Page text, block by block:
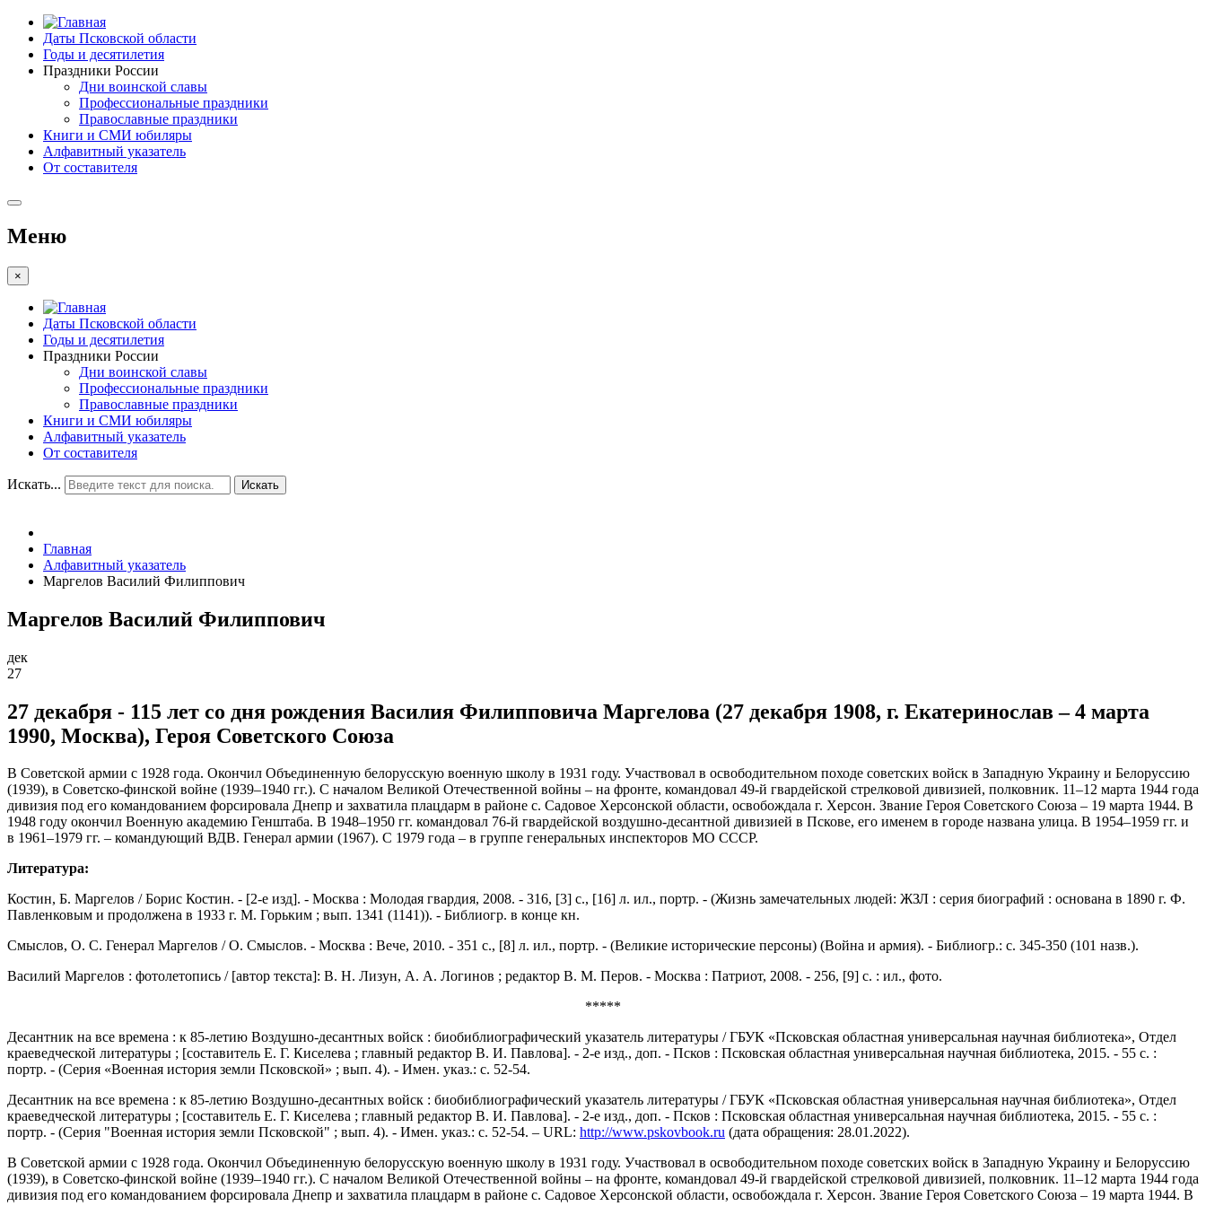
Даты Псковской области
Годы и десятилетия
Праздники России
Дни воинской славы
Профессиональные праздники
Православные праздники
Книги и СМИ юбиляры
Алфавитный указатель
От составителя
Меню
×
Даты Псковской области
Годы и десятилетия
Праздники России
Дни воинской славы
Профессиональные праздники
Православные праздники
Книги и СМИ юбиляры
Алфавитный указатель
От составителя
Искать... Искать
Главная
Алфавитный указатель
Маргелов Василий Филиппович
Маргелов Василий Филиппович
дек
27
27 декабря - 115 лет со дня рождения Василия Филипповича Маргелова (27 декабря 1908, г. Екатеринослав – 4 марта
1990, Москва), Героя Советского Союза
В Советской армии с 1928 года. Окончил Объединенную белорусскую военную школу в 1931 году. Участвовал в освободительном походе советских войск в Западную Украину и Белоруссию
(1939), в Советско-финской войне (1939–1940 гг.). С началом Великой Отечественной войны – на фронте, командовал 49-й гвардейской стрелковой дивизией, полковник. 11–12 марта 1944 года
дивизия под его командованием форсировала Днепр и захватила плацдарм в районе с. Садовое Херсонской области, освобождала г. Херсон. Звание Героя Советского Союза – 19 марта 1944. В
1948 году окончил Военную академию Генштаба. В 1948–1950 гг. командовал 76-й гвардейской воздушно-десантной дивизией в Пскове, его именем в городе названа улица. В 1954–1959 гг. и
в 1961–1979 гг. – командующий ВДВ. Генерал армии (1967). С 1979 года – в группе генеральных инспекторов МО СССР.
Литература:
Костин, Б. Маргелов / Борис Костин. - [2-е изд]. - Москва : Молодая гвардия, 2008. - 316, [3] с., [16] л. ил., портр. - (Жизнь замечательных людей: ЖЗЛ : серия биографий : основана в 1890 г. Ф.
Павленковым и продолжена в 1933 г. М. Горьким ; вып. 1341 (1141)). - Библиогр. в конце кн.
Смыслов, О. С. Генерал Маргелов / О. Смыслов. - Москва : Вече, 2010. - 351 с., [8] л. ил., портр. - (Великие исторические персоны) (Война и армия). - Библиогр.: с. 345-350 (101 назв.).
Василий Маргелов : фотолетопись / [автор текста]: В. Н. Лизун, А. А. Логинов ; редактор В. М. Перов. - Москва : Патриот, 2008. - 256, [9] с. : ил., фото.
*****
Десантник на все времена : к 85-летию Воздушно-десантных войск : биобиблиографический указатель литературы / ГБУК «Псковская областная универсальная научная библиотека», Отдел
краеведческой литературы ; [составитель Е. Г. Киселева ; главный редактор В. И. Павлова]. - 2-е изд., доп. - Псков : Псковская областная универсальная научная библиотека, 2015. - 55 с. :
портр. - (Серия «Военная история земли Псковской» ; вып. 4). - Имен. указ.: с. 52-54.
Десантник на все времена : к 85-летию Воздушно-десантных войск : биобиблиографический указатель литературы / ГБУК «Псковская областная универсальная научная библиотека», Отдел
краеведческой литературы ; [составитель Е. Г. Киселева ; главный редактор В. И. Павлова]. - 2-е изд., доп. - Псков : Псковская областная универсальная научная библиотека, 2015. - 55 с. :
портр. - (Серия "Военная история земли Псковской" ; вып. 4). - Имен. указ.: с. 52-54. – URL: http://www.pskovbook.ru (дата обращения: 28.01.2022).
В Советской армии с 1928 года. Окончил Объединенную белорусскую военную школу в 1931 году. Участвовал в освободительном походе советских войск в Западную Украину и Белоруссию
(1939), в Советско-финской войне (1939–1940 гг.). С началом Великой Отечественной войны – на фронте, командовал 49-й гвардейской стрелковой дивизией, полковник. 11–12 марта 1944 года
дивизия под его командованием форсировала Днепр и захватила плацдарм в районе с. Садовое Херсонской области, освобождала г. Херсон. Звание Героя Советского Союза – 19 марта 1944. В